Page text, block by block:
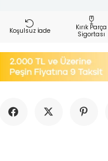
Koşulsuz İade
Kırık Parça
Sigortası